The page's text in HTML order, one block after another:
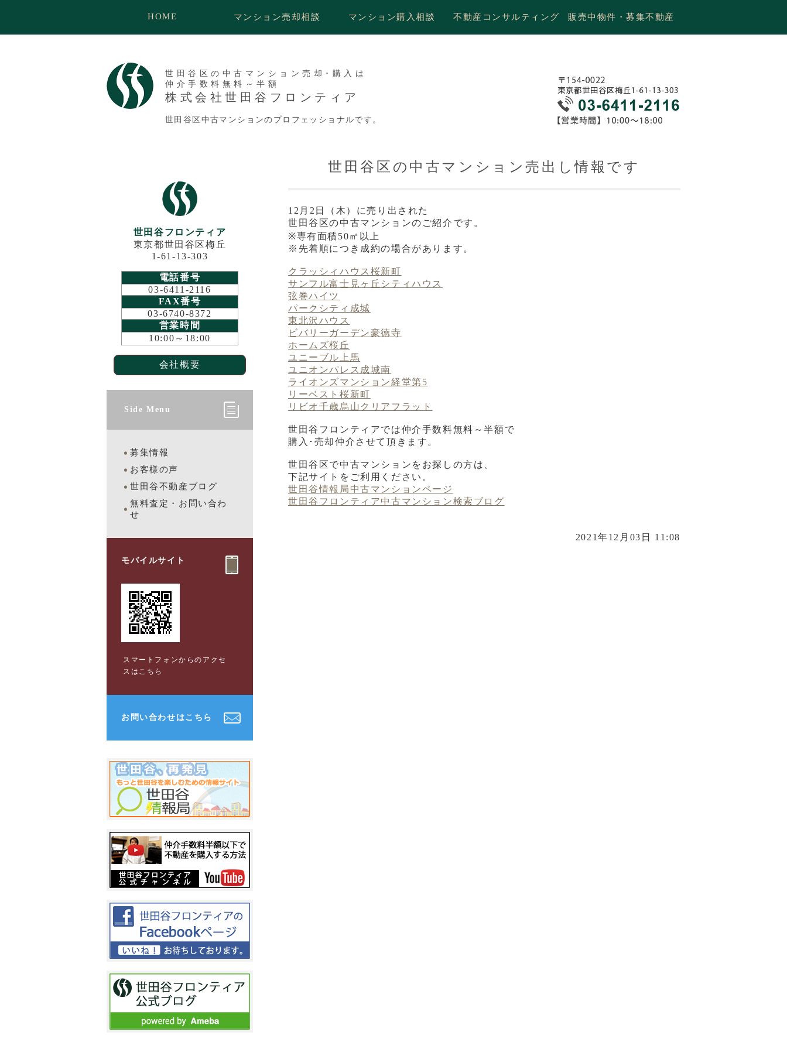
世田谷区の中古マンション売却･購入は
仲介手数料無料～半額
株式会社世田谷フロンティア
世田谷区中古マンションのプロフェッショナルです。
HOME マンション売却相談 マンション購入相談 不動産コンサルティング 販売中物件・募集不動産
世田谷区の中古マンション売出し情報です
12月2日（木）に売り出された
世田谷区の中古マンションのご紹介です。
※専有面積50㎡以上
※先着順につき成約の場合があります。
クラッシィハウス桜新町
サンフル富士見ヶ丘シティハウス
弦巻ハイツ
パークシティ成城
東北沢ハウス
ビバリーガーデン豪徳寺
ホームズ桜丘
ユニーブル上馬
ユニオンパレス成城南
ライオンズマンション経堂第5
リーベスト桜新町
リビオ千歳烏山クリアフラット
世田谷フロンティアでは仲介手数料無料～半額で
購入･売却仲介させて頂きます。
世田谷区で中古マンションをお探しの方は、
下記サイトをご利用ください。
世田谷情報局中古マンションページ
世田谷フロンティア中古マンション検索ブログ
2021年12月03日 11:08
世田谷フロンティア
東京都世田谷区梅丘
1-61-13-303
電話番号
03-6411-2116
FAX番号
03-6740-8372
営業時間
10:00～18:00
会社概要
Side Menu
募集情報
お客様の声
世田谷不動産ブログ
無料査定・お問い合わ
せ
モバイルサイト
スマートフォンからのアクセ
スはこちら
お問い合わせはこちら